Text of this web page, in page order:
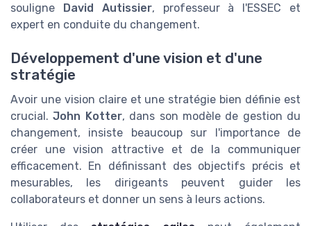
souligne David Autissier, professeur à l'ESSEC et
expert en conduite du changement.
Développement d'une vision et d'une
stratégie
Avoir une vision claire et une stratégie bien définie est
crucial.John Kotter, dans son modèle de gestion du
changement, insiste beaucoup sur l'importance de
créer une vision attractive et de la communiquer
efficacement. En définissant des objectifs précis et
mesurables, les dirigeants peuvent guider les
collaborateurs et donner un sens à leurs actions.